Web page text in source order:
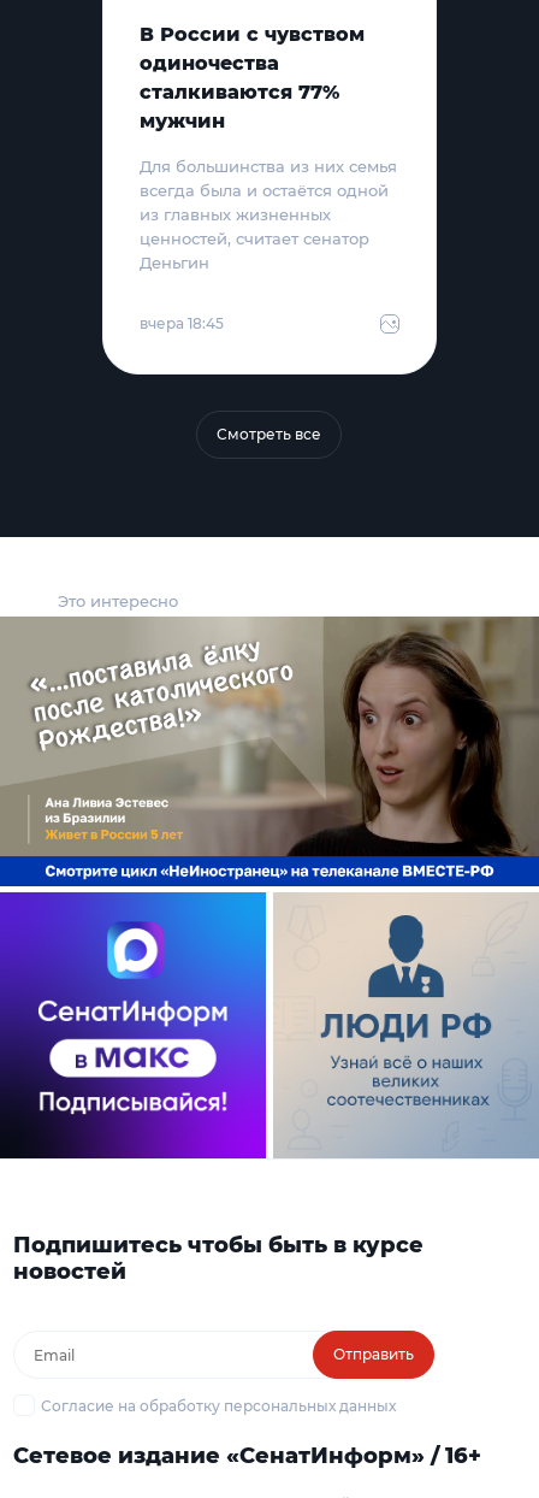
Это интересно
В России с чувством
одиночества
сталкиваются 77%
мужчин
Для большинства из них семья
всегда была и остаётся одной
из главных жизненных
ценностей, считает сенатор
Деньгин
вчера 18:45
Смотреть все
Подпишитесь чтобы быть в курсе
новостей
Отправить
Согласие на обработку персональных данных
Сетевое издание «СенатИнформ» / 16+